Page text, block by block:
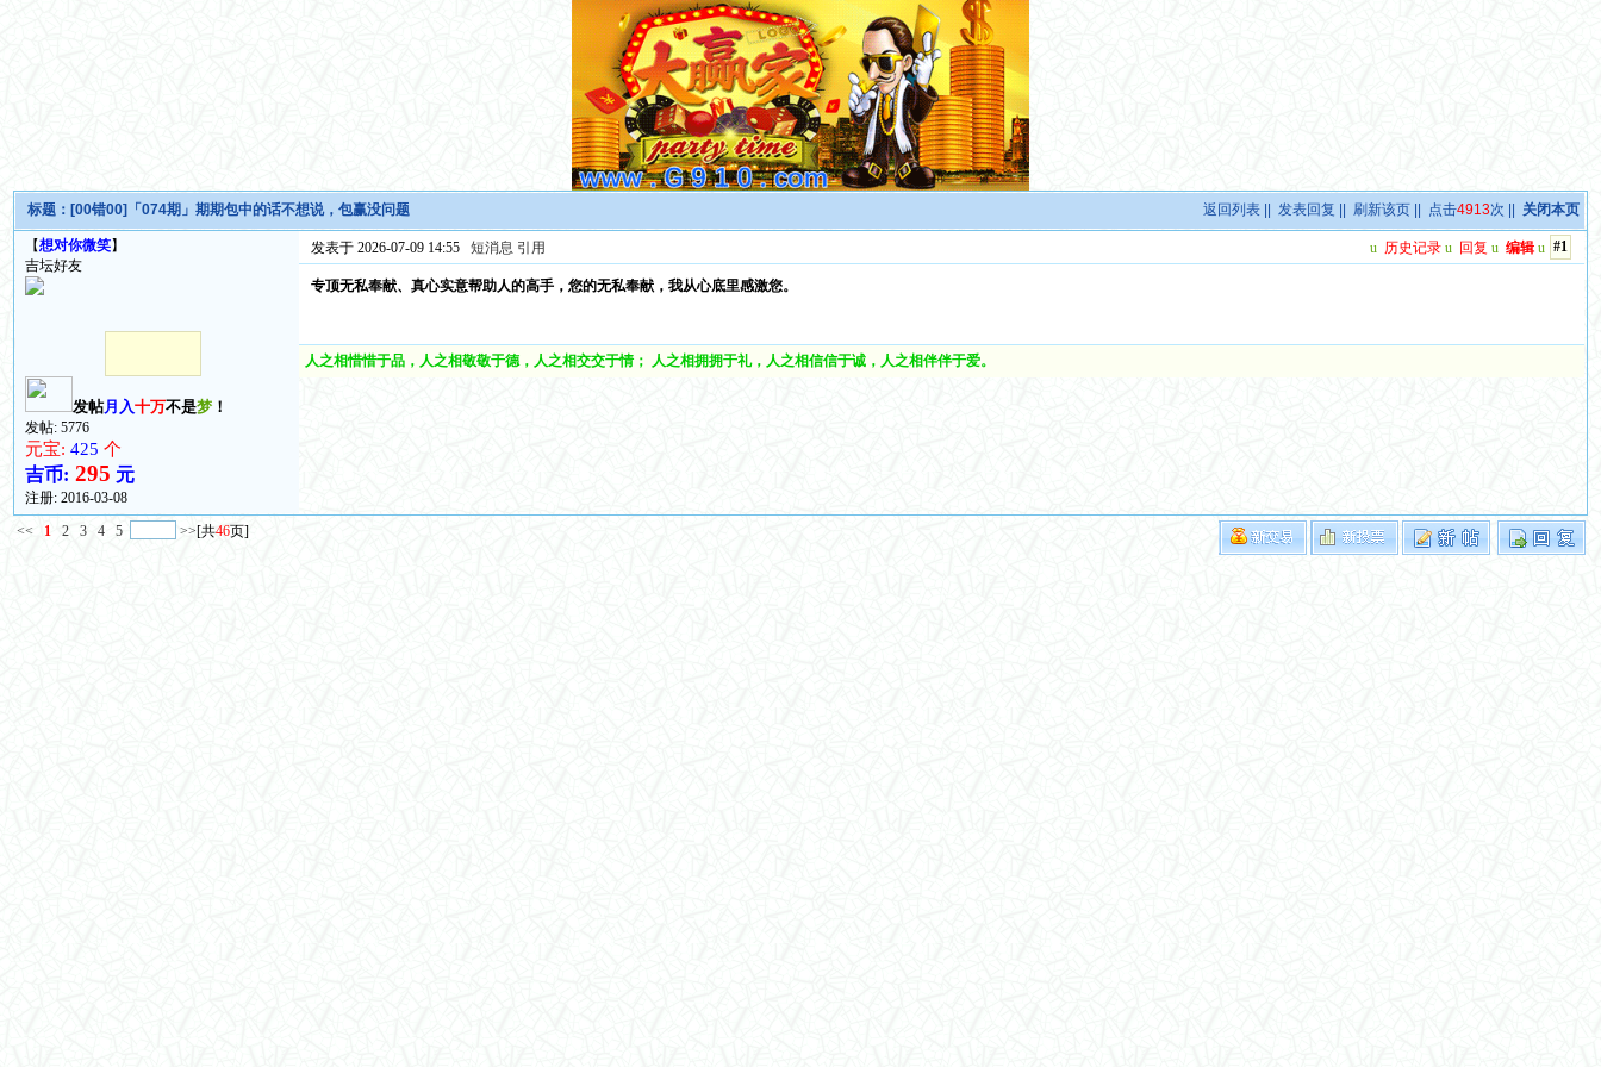
返回列表 ||发表回复 ||刷新该页 || 点击4913次 || 关闭本页
标题： [00错00]「074期」期期包中的话不想说，包赢没问题
【想对你微笑】
吉坛好友
发帖月入十万不是梦 ！
发帖: 5776
元宝: 425个
吉币: 295 元
注册:2016-03-08
#1
u 历史记录 u 回复 u 编辑 u
发表于 2026-07-09 14:55短消息 引用
专顶无私奉献、真心实意帮助人的高手，您的无私奉献，我从心底里感激您。
人之相惜惜于品，人之相敬敬于德，人之相交交于情； 人之相拥拥于礼，人之相信信于诚，人之相伴伴于爱。
<< 1 2 3 4 5 >>[共46页]